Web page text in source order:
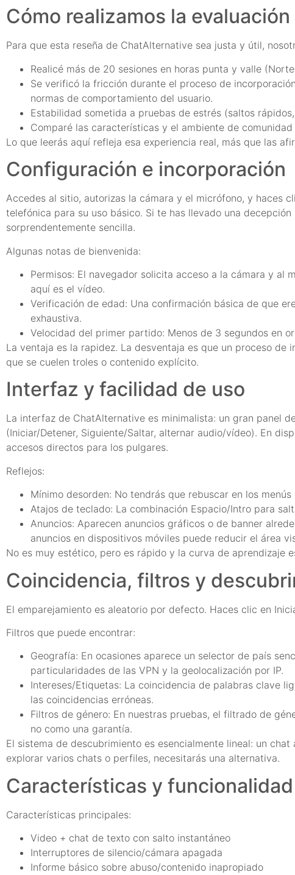
Cómo realizamos la evaluación
Para que esta reseña de ChatAlternative sea justa y útil,
Realicé más de 20 sesiones en horas punta y valle
Se verificó la fricción durante el proceso de
normas de comportamiento del usuario.
Estabilidad sometida a pruebas de estrés (saltos
Comparé las características y el ambiente de
Lo que leerás aquí refleja esa experiencia real, más que las
Configuración e incorporación
Accedes al sitio, autorizas la cámara y el micrófono, y haces
telefónica para su uso básico. Si te has llevado una
sorprendentemente sencilla.
Algunas notas de bienvenida:
Permisos: El navegador solicita acceso a la cámara y al
aquí es el vídeo.
Verificación de edad: Una confirmación básica de que
exhaustiva.
Velocidad del primer partido: Menos de 3 segundos en
La ventaja es la rapidez. La desventaja es que un proceso
que se cuelen troles o contenido explícito.
Interfaz y facilidad de uso
La interfaz de ChatAlternative es minimalista: un gran panel
(Iniciar/Detener, Siguiente/Saltar, alternar audio/vídeo). En
accesos directos para los pulgares.
Reflejos:
Mínimo desorden: No tendrás que rebuscar en los
Atajos de teclado: La combinación Espacio/Intro para
Anuncios: Aparecen anuncios gráficos o de banner
anuncios en dispositivos móviles puede reducir el área
No es muy estético, pero es rápido y la curva de aprendizaje
Coincidencia, filtros y
El emparejamiento es aleatorio por defecto. Haces clic en
Filtros que puede encontrar:
Geografía: En ocasiones aparece un selector de país
particularidades de las VPN y la geolocalización por IP.
Intereses/Etiquetas: La coincidencia de palabras clave
las coincidencias erróneas.
Filtros de género: En nuestras pruebas, el filtrado de
no como una garantía.
El sistema de descubrimiento es esencialmente lineal: un
explorar varios chats o perfiles, necesitarás una alternativa.
Características y funcionalidad
Características principales:
Video + chat de texto con salto instantáneo
Interruptores de silencio/cámara apagada
Informe básico sobre abuso/contenido inapropiado